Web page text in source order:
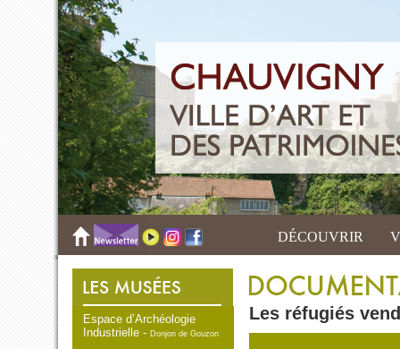
DÉCOUVRIR
Espace d’Archéologie
Industrielle -Donjon de Gouzon
Les réfugiés